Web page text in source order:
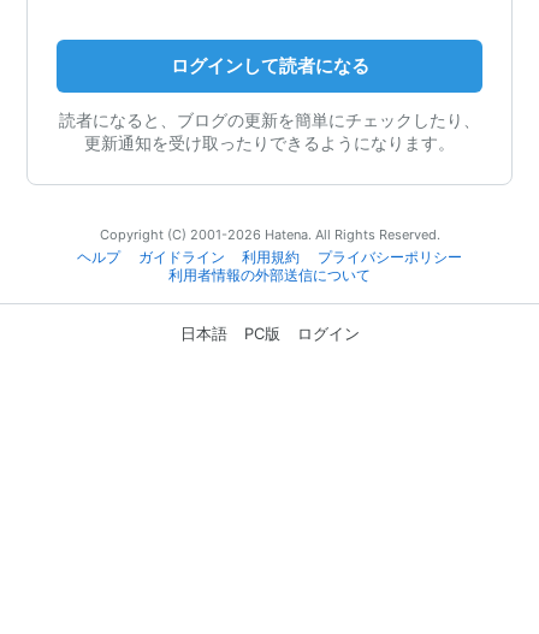
ログインして読者になる
読者になると、ブログの更新を簡単にチェックしたり、
更新通知を受け取ったりできるようになります。
Copyright (C) 2001-2026 Hatena. All Rights Reserved.
ヘルプ
ガイドライン 利用規約
プライバシーポリシー
利用者情報の外部送信について
日本語 PC版 ログイン